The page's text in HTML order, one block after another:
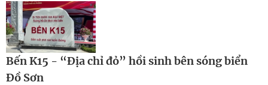
Bến K15 - “Địa chỉ đỏ” hồi sinh bên sóng biển
Đồ Sơn